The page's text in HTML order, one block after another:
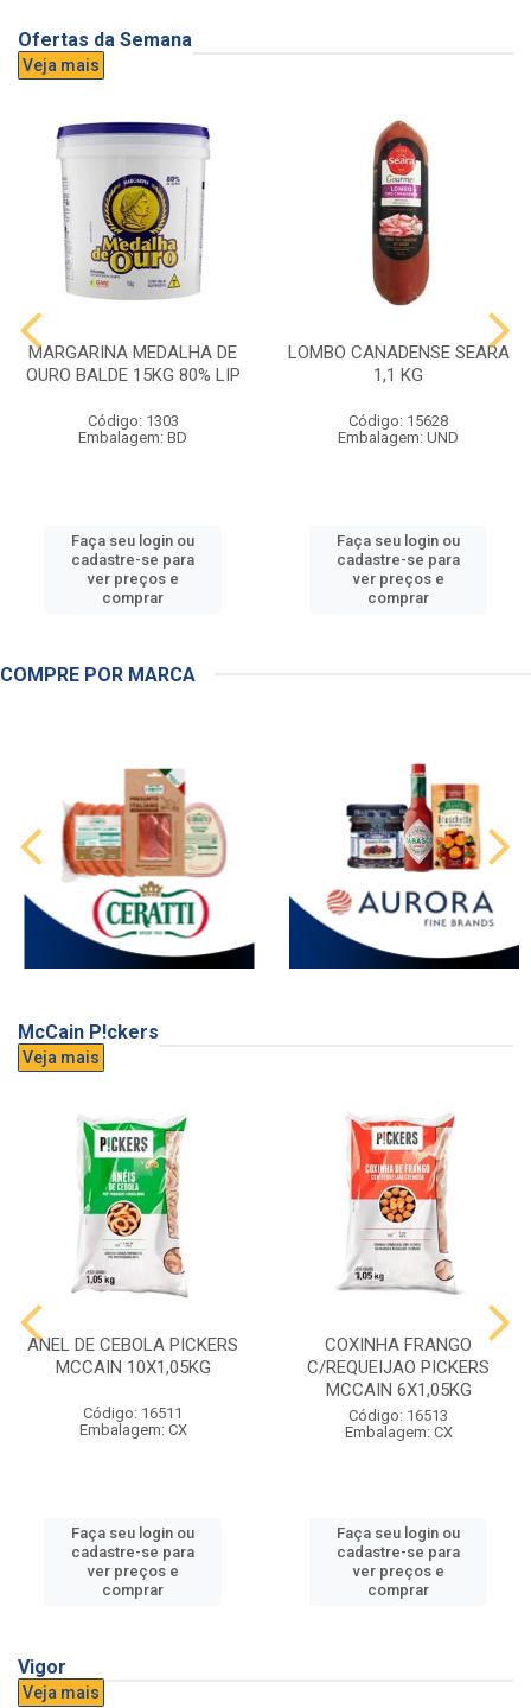
Ofertas da Semana
Veja mais
MARGARINA MEDALHA DE
OURO BALDE 15KG 80% LIP
Código: 1303
Embalagem: BD
Faça seu login ou
cadastre-se para
ver preços e
comprar
LOMBO CANADENSE SEARA
1,1 KG
Código: 15628
Embalagem: UND
Faça seu login ou
cadastre-se para
ver preços e
comprar
COMPRE POR MARCA
McCain P!ckers
Veja mais
ANEL DE CEBOLA PICKERS
MCCAIN 10X1,05KG
Código: 16511
Embalagem: CX
Faça seu login ou
cadastre-se para
ver preços e
comprar
COXINHA FRANGO
C/REQUEIJAO PICKERS
MCCAIN 6X1,05KG
Código: 16513
Embalagem: CX
Faça seu login ou
cadastre-se para
ver preços e
comprar
Vigor
Veja mais